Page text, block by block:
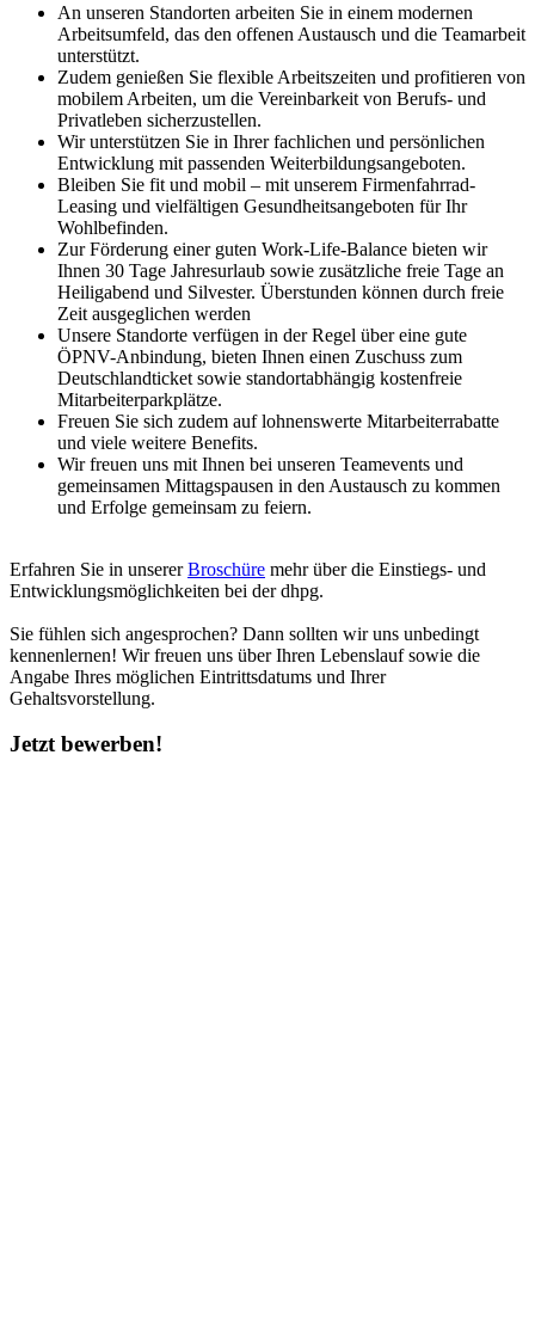
An unseren Standorten arbeiten Sie in einem modernen
Arbeitsumfeld, das den offenen Austausch und die Teamarbeit
unterstützt.
Zudem genießen Sie flexible Arbeitszeiten und profitieren von
mobilem Arbeiten, um die Vereinbarkeit von Berufs- und
Privatleben sicherzustellen.
Wir unterstützen Sie in Ihrer fachlichen und persönlichen
Entwicklung mit passenden Weiterbildungsangeboten.
Bleiben Sie fit und mobil – mit unserem Firmenfahrrad-
Leasing und vielfältigen Gesundheitsangeboten für Ihr
Wohlbefinden.
Zur Förderung einer guten Work-Life-Balance bieten wir
Ihnen 30 Tage Jahresurlaub sowie zusätzliche freie Tage an
Heiligabend und Silvester. Überstunden können durch freie
Zeit ausgeglichen werden
Unsere Standorte verfügen in der Regel über eine gute
ÖPNV-Anbindung, bieten Ihnen einen Zuschuss zum
Deutschlandticket sowie standortabhängig kostenfreie
Mitarbeiterparkplätze.
Freuen Sie sich zudem auf lohnenswerte Mitarbeiterrabatte
und viele weitere Benefits.
Wir freuen uns mit Ihnen bei unseren Teamevents und
gemeinsamen Mittagspausen in den Austausch zu kommen
und Erfolge gemeinsam zu feiern.
Erfahren Sie in unsererBroschüre mehr über die Einstiegs- und
Entwicklungsmöglichkeiten bei der dhpg.
Sie fühlen sich angesprochen? Dann sollten wir uns unbedingt
kennenlernen! Wir freuen uns über Ihren Lebenslauf sowie die
Angabe Ihres möglichen Eintrittsdatums und Ihrer
Gehaltsvorstellung.
Jetzt bewerben!